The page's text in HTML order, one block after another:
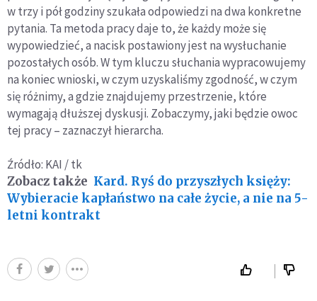
w trzy i pół godziny szukała odpowiedzi na dwa konkretne
pytania. Ta metoda pracy daje to, że każdy może się
wypowiedzieć, a nacisk postawiony jest na wysłuchanie
pozostałych osób. W tym kluczu słuchania wypracowujemy
na koniec wnioski, w czym uzyskaliśmy zgodność, w czym
się różnimy, a gdzie znajdujemy przestrzenie, które
wymagają dłuższej dyskusji. Zobaczymy, jaki będzie owoc
tej pracy – zaznaczył hierarcha.
Źródło: KAI / tk
Zobacz także Kard. Ryś do przyszłych księży:
Wybieracie kapłaństwo na całe życie, a nie na 5-
letni kontrakt